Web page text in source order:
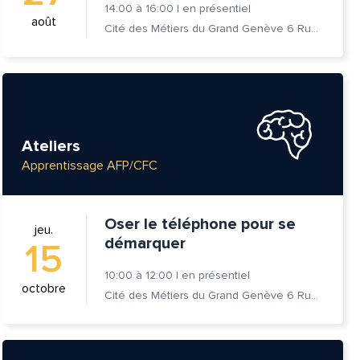
août
14:00 à 16:00 | en présentiel
Cité des Métiers du Grand Genève 6 Rue Prévost-Martin 1205 Genève
Ateliers
Apprentissage AFP/CFC
jeu.
15
octobre
Oser le téléphone pour se
démarquer
10:00 à 12:00 | en présentiel
Cité des Métiers du Grand Genève 6 Rue Prévost-Martin 1205 Genève